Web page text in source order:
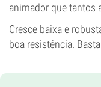
animador que tantos
Cresce baixa e
boa resistência.